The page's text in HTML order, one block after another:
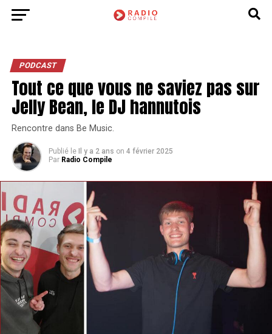
PODCAST
Tout ce que vous ne saviez pas sur
Jelly Bean, le DJ hannutois
Rencontre dans Be Music.
Publié le Il y a 2 ans on 4 février 2025
Par Radio Compile